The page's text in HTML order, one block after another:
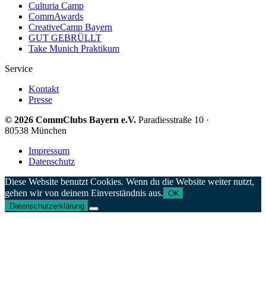
Culturia Camp
CommAwards
CreativeCamp Bayern
GUT GEBRÜLLT
Take Munich Praktikum
Service
Kontakt
Presse
© 2026 CommClubs Bayern e.V. Paradiesstraße 10 ·
80538 München
Impressum
Datenschutz
Diese Website benutzt Cookies. Wenn du die Website weiter nutzt,
gehen wir von deinem Einverständnis aus. OK
Datenschutzerklärung